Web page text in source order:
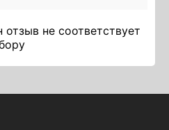
не соответствует